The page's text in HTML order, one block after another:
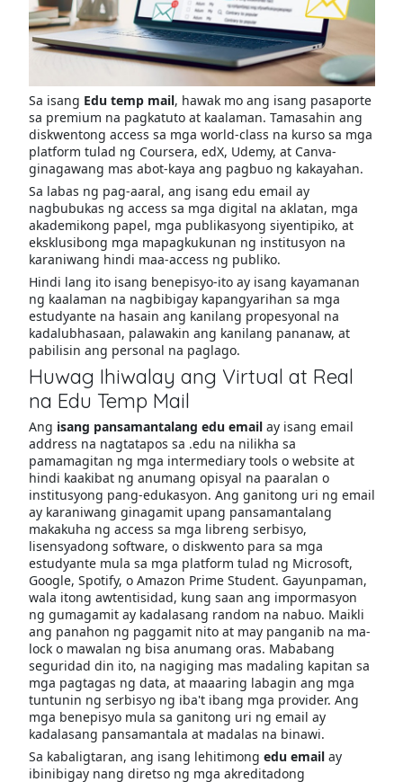
Sa isang Edu temp mail, hawak mo ang isang pasaporte
sa premium na pagkatuto at kaalaman. Tamasahin ang
diskwentong access sa mga world-class na kurso sa mga
platform tulad ng Coursera, edX, Udemy, at Canva-
ginagawang mas abot-kaya ang pagbuo ng kakayahan.
Sa labas ng pag-aaral, ang isang edu email ay
nagbubukas ng access sa mga digital na aklatan, mga
akademikong papel, mga publikasyong siyentipiko, at
eksklusibong mga mapagkukunan ng institusyon na
karaniwang hindi maa-access ng publiko.
Hindi lang ito isang benepisyo-ito ay isang kayamanan
ng kaalaman na nagbibigay kapangyarihan sa mga
estudyante na hasain ang kanilang propesyonal na
kadalubhasaan, palawakin ang kanilang pananaw, at
pabilisin ang personal na paglago.
Huwag Ihiwalay ang Virtual at Real
na Edu Temp Mail
Ang isang pansamantalang edu emailay isang email
address na nagtatapos sa .edu na nilikha sa
pamamagitan ng mga intermediary tools o website at
hindi kaakibat ng anumang opisyal na paaralan o
institusyong pang-edukasyon. Ang ganitong uri ng email
ay karaniwang ginagamit upang pansamantalang
makakuha ng access sa mga libreng serbisyo,
lisensyadong software, o diskwento para sa mga
estudyante mula sa mga platform tulad ng Microsoft,
Google, Spotify, o Amazon Prime Student. Gayunpaman,
wala itong awtentisidad, kung saan ang impormasyon
ng gumagamit ay kadalasang random na nabuo. Maikli
ang panahon ng paggamit nito at may panganib na ma-
lock o mawalan ng bisa anumang oras. Mababang
seguridad din ito, na nagiging mas madaling kapitan sa
mga pagtagas ng data, at maaaring labagin ang mga
tuntunin ng serbisyo ng iba't ibang mga provider. Ang
mga benepisyo mula sa ganitong uri ng email ay
kadalasang pansamantala at madalas na binawi.
Sa kabaligtaran, ang isang lehitimong edu emailay
ibinibigay nang diretso ng mga akreditadong